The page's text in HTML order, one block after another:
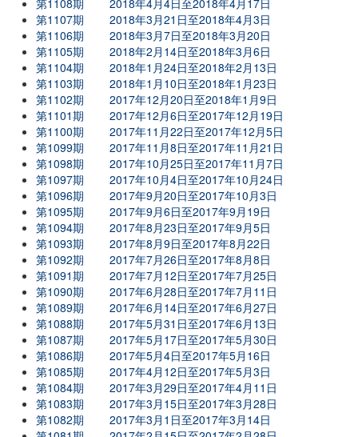
第1107期
2018年3月21日至2018年4月3日
第1106期
2018年3月7日至2018年3月20日
第1105期
2018年2月14日至2018年3月6日
第1104期
2018年1月24日至2018年2月13日
第1103期
2018年1月10日至2018年1月23日
第1102期
2017年12月20日至2018年1月9日
第1101期
2017年12月6日至2017年12月19日
第1100期
2017年11月22日至2017年12月5日
第1099期
2017年11月8日至2017年11月21日
第1098期
2017年10月25日至2017年11月7日
第1097期
2017年10月4日至2017年10月24日
第1096期
2017年9月20日至2017年10月3日
第1095期
2017年9月6日至2017年9月19日
第1094期
2017年8月23日至2017年9月5日
第1093期
2017年8月9日至2017年8月22日
第1092期
2017年7月26日至2017年8月8日
第1091期
2017年7月12日至2017年7月25日
第1090期
2017年6月28日至2017年7月11日
第1089期
2017年6月14日至2017年6月27日
第1088期
2017年5月31日至2017年6月13日
第1087期
2017年5月17日至2017年5月30日
第1086期
2017年5月4日至2017年5月16日
第1085期
2017年4月12日至2017年5月3日
第1084期
2017年3月29日至2017年4月11日
第1083期
2017年3月15日至2017年3月28日
第1082期
2017年3月1日至2017年3月14日